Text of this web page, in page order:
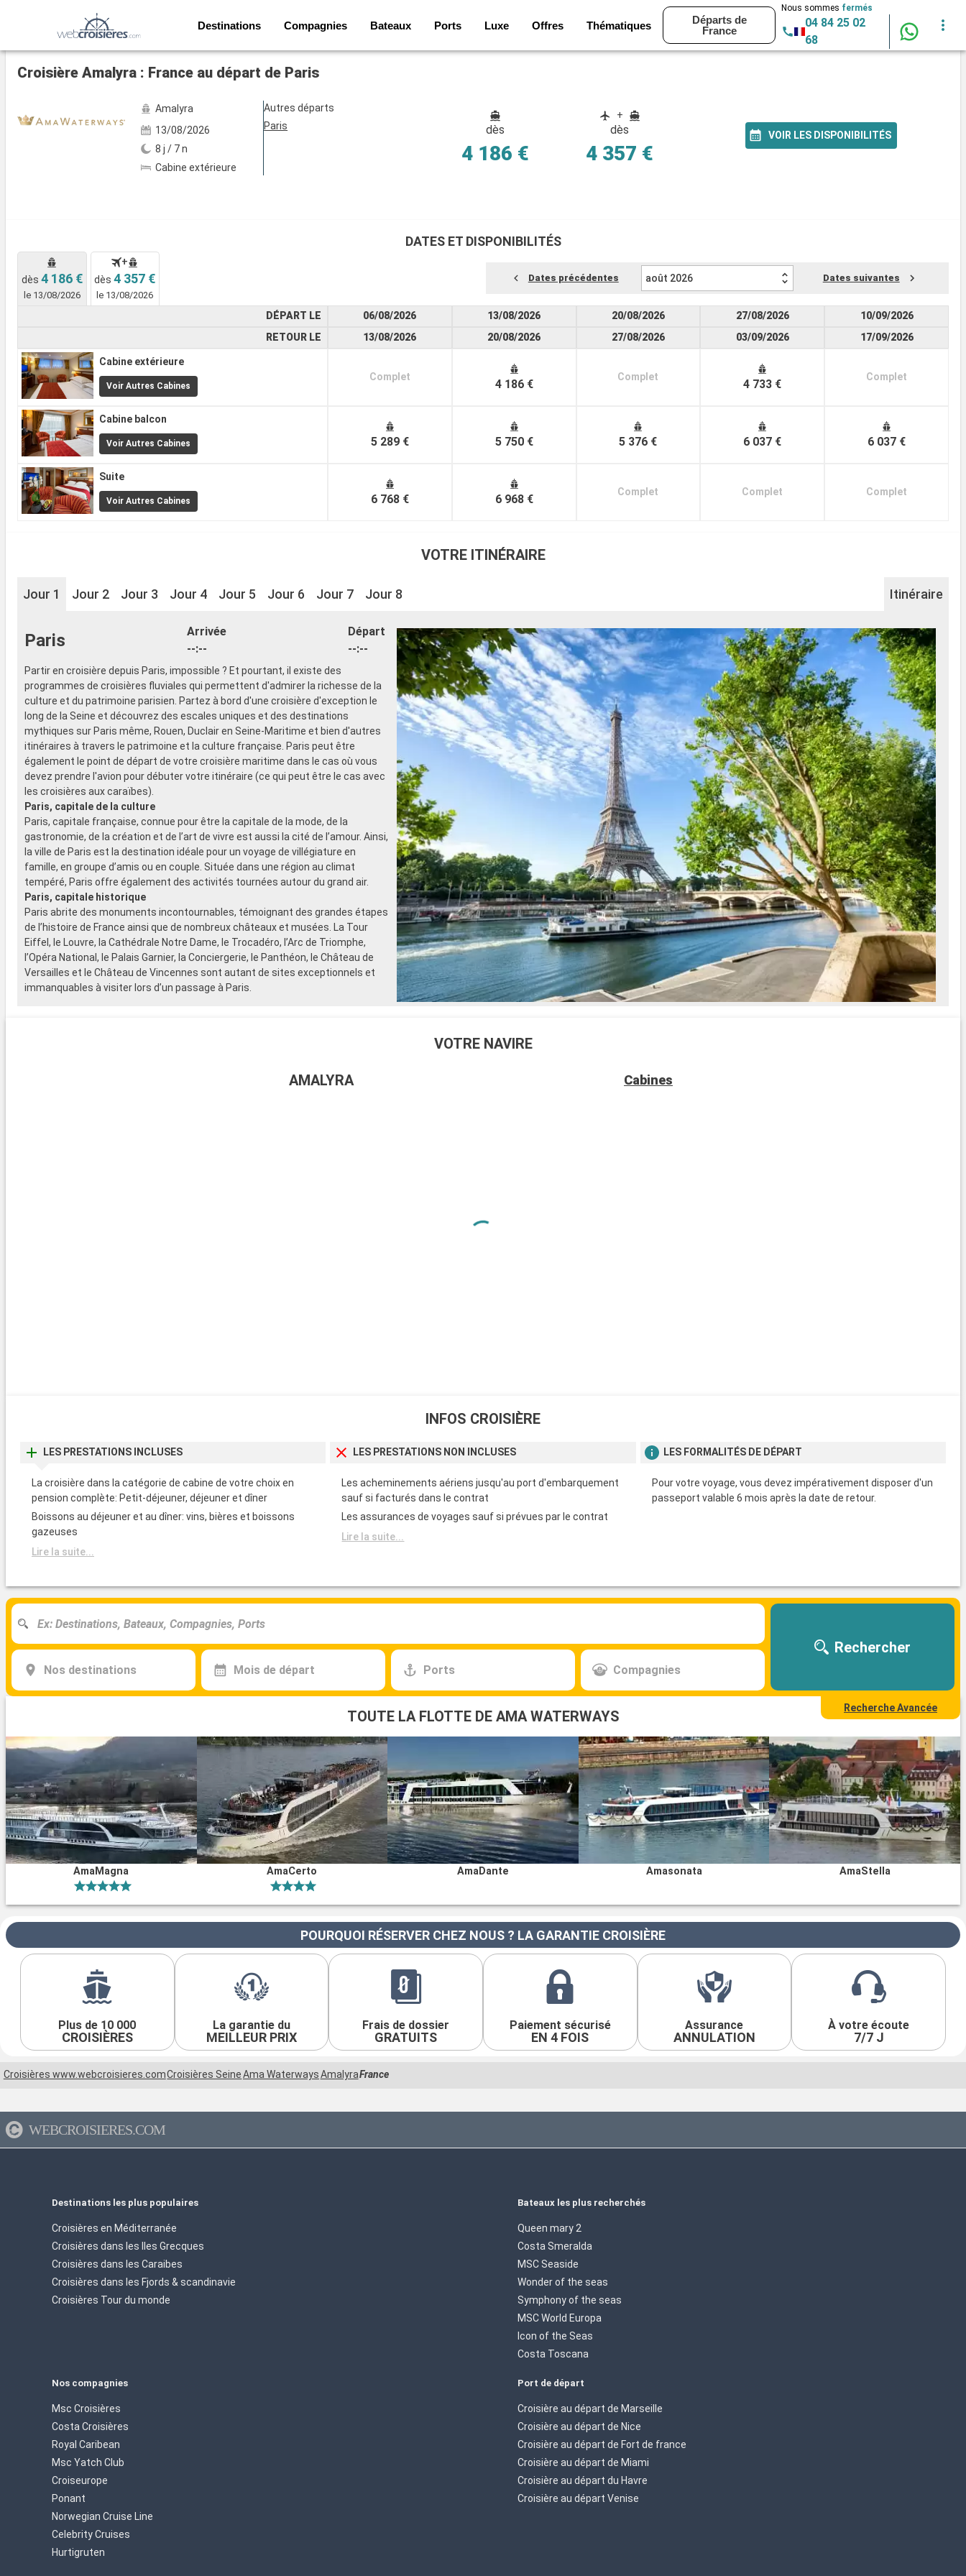
Destinations Compagnies Bateaux Ports Luxe Offres Thématiques
Départs de
France
Nous sommes fermés
04 84 25 02
68
Voir les 5 autres photos
Croisière Amalyra : France au départ de Paris
Amalyra
13/08/2026
8 j / 7 n
Cabine extérieure
Autres départs
Paris
dès
4 186 €
+
dès
4 357 €
VOIR LES DISPONIBILITÉS
DATES ET DISPONIBILITÉS
dès 4 186 €
le 13/08/2026
+
dès4 357 €
le 13/08/2026
Dates précédentes août 2026 Dates suivantes
DÉPART LE
RETOUR LE
Cabine extérieure
Voir Autres Cabines
Cabine balcon
Voir Autres Cabines
Suite
Voir Autres Cabines
06/08/2026
13/08/2026
Complet
5 289 €
6 768 €
13/08/2026
20/08/2026
4 186 €
5 750 €
6 968 €
20/08/2026
27/08/2026
Complet
5 376 €
Complet
27/08/2026
03/09/2026
4 733 €
6 037 €
Complet
10/09/2026
17/09/2026
Complet
6 037 €
Complet
VOTRE ITINÉRAIRE
Jour 1 Jour 2 Jour 3 Jour 4 Jour 5 Jour 6 Jour 7 Jour 8 Itinéraire
Paris
Arrivée
--:--
Départ
--:--
Partir en croisière depuis Paris, impossible ? Et pourtant, il existe des
programmes de croisières fluviales qui permettent d'admirer la richesse de la
culture et du patrimoine parisien. Partez à bord d'une croisière d'exception le
long de la Seine et découvrez des escales uniques et des destinations
mythiques sur Paris même, Rouen, Duclair en Seine-Maritime et bien d'autres
itinéraires à travers le patrimoine et la culture française. Paris peut être
également le point de départ de votre croisière maritime dans le cas où vous
devez prendre l'avion pour débuter votre itinéraire (ce qui peut être le cas avec
les croisières aux caraïbes).
Paris, capitale de la culture
Paris, capitale française, connue pour être la capitale de la mode, de la
gastronomie, de la création et de l’art de vivre est aussi la cité de l’amour. Ainsi,
la ville de Paris est la destination idéale pour un voyage de villégiature en
famille, en groupe d’amis ou en couple. Située dans une région au climat
tempéré, Paris offre également des activités tournées autour du grand air.
Paris, capitale historique
Paris abrite des monuments incontournables, témoignant des grandes étapes
de l’histoire de France ainsi que de nombreux châteaux et musées. La Tour
Eiffel, le Louvre, la Cathédrale Notre Dame, le Trocadéro, l’Arc de Triomphe,
l’Opéra National, le Palais Garnier, la Conciergerie, le Panthéon, le Château de
Versailles et le Château de Vincennes sont autant de sites exceptionnels et
immanquables à visiter lors d’un passage à Paris.
VOTRE NAVIRE
AMALYRA Cabines
INFOS CROISIÈRE
LES PRESTATIONS INCLUSES
La croisière dans la catégorie de cabine de votre choix en
pension complète: Petit-déjeuner, déjeuner et dîner
Boissons au déjeuner et au dîner: vins, bières et boissons
gazeuses
Lire la suite...
LES PRESTATIONS NON INCLUSES
Les acheminements aériens jusqu'au port d'embarquement
sauf si facturés dans le contrat
Les assurances de voyages sauf si prévues par le contrat
Lire la suite...
LES FORMALITÉS DE DÉPART
Pour votre voyage, vous devez impérativement disposer d'un
passeport valable 6 mois après la date de retour.
Nos destinations Mois de départ Ports Compagnies
Rechercher
Recherche Avancée
TOUTE LA FLOTTE DE AMA WATERWAYS
AmaMagna AmaCerto AmaDante Amasonata AmaStella
POURQUOI RÉSERVER CHEZ NOUS ? LA GARANTIE CROISIÈRE
Plus de 10 000
CROISIÈRES
La garantie du
MEILLEUR PRIX
Frais de dossier
GRATUITS
Paiement sécurisé
EN 4 FOIS
Assurance
ANNULATION
À votre écoute
7/7 J
Croisières www.webcroisieres.comCroisières SeineAma WaterwaysAmalyraFrance
WEBCROISIERES.COM
Destinations les plus populaires
Croisières en Méditerranée
Croisières dans les Iles Grecques
Croisières dans les Caraibes
Croisières dans les Fjords & scandinavie
Croisières Tour du monde
Bateaux les plus recherchés
Queen mary 2
Costa Smeralda
MSC Seaside
Wonder of the seas
Symphony of the seas
MSC World Europa
Icon of the Seas
Costa Toscana
Nos compagnies
Msc Croisières
Costa Croisières
Royal Caribean
Msc Yatch Club
Croiseurope
Ponant
Norwegian Cruise Line
Celebrity Cruises
Hurtigruten
Port de départ
Croisière au départ de Marseille
Croisière au départ de Nice
Croisière au départ de Fort de france
Croisière au départ de Miami
Croisière au départ du Havre
Croisière au départ Venise